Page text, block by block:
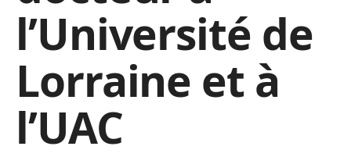
l’Université de
Lorraine et à
l’UAC